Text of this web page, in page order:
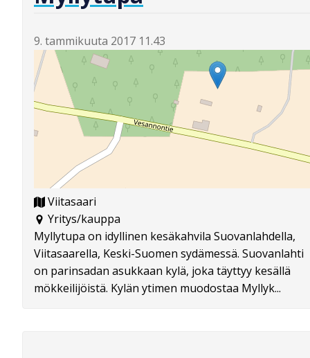
9. tammikuuta 2017 11.43
Viitasaari
Yritys/kauppa
Myllytupa on idyllinen kesäkahvila Suovanlahdella,
Viitasaarella, Keski-Suomen sydämessä. Suovanlahti
on parinsadan asukkaan kylä, joka täyttyy kesällä
mökkeilijöistä. Kylän ytimen muodostaa Myllyk...